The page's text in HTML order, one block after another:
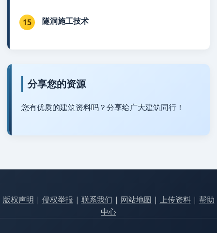
15 隧洞施工技术
分享您的资源
您有优质的建筑资料吗？分享给广大建筑同行！
版权声明 | 侵权举报 | 联系我们 | 网站地图 | 上传资料| 帮助
中心